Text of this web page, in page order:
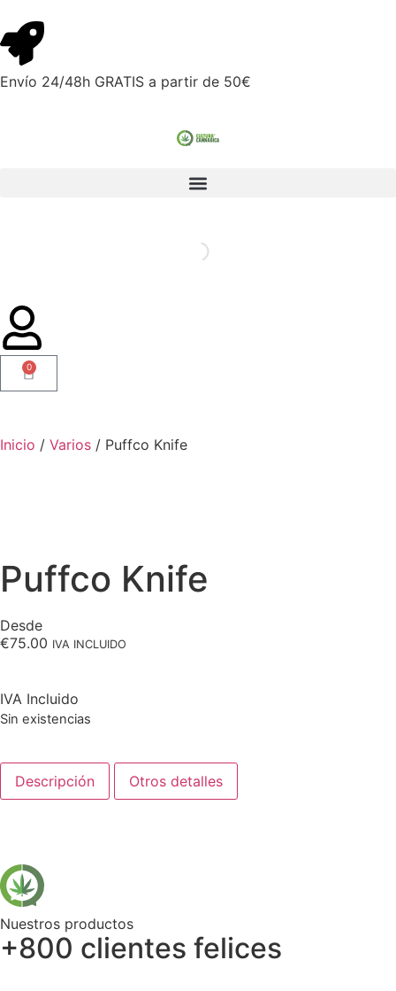
Envío 24/48h GRATIS a partir de 50€
0
Inicio / Varios / Puffco Knife
Puffco Knife
Desde
€75.00 IVA INCLUIDO
IVA Incluido
Sin existencias
Descripción Otros detalles
Nuestros productos
+800 clientes felices